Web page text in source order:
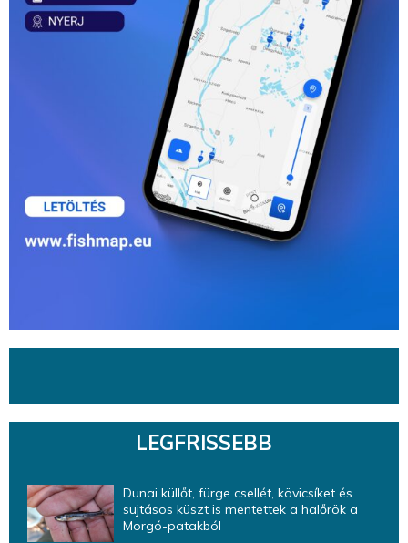
LEGFRISSEBB
Dunai küllőt, fürge csellét, kövicsíket és
sujtásos küszt is mentettek a halőrök a
Morgó-patakból